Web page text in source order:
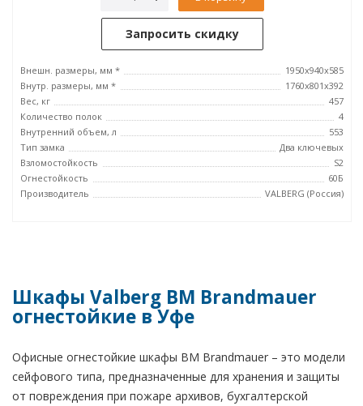
Запросить скидку
Внешн. размеры, мм *
1950x940x585
Внутр. размеры, мм *
1760x801x392
Вес, кг
457
Количество полок
4
Внутренний объем, л
553
Тип замка
Два ключевых
Взломостойкость
S2
Огнестойкость
60Б
Производитель
VALBERG (Россия)
Шкафы Valberg BM Brandmauer
огнестойкие в Уфе
Офисные огнестойкие шкафы BM Brandmauer – это модели
сейфового типа, предназначенные для хранения и защиты
от повреждения при пожаре архивов, бухгалтерской